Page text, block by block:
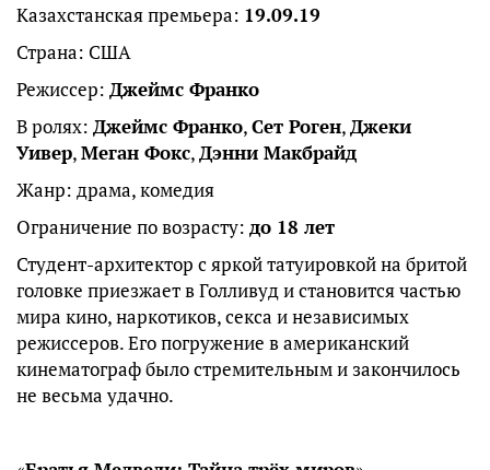
Казахстанская премьера: 19.09.19
Страна: США
Режиссер: Джеймс Франко
В ролях: Джеймс Франко,Сет Роген,Джеки
Уивер,Меган Фокс,Дэнни Макбрайд
Жанр: драма, комедия
Ограничение по возрасту: до 18 лет
Студент-архитектор с яркой татуировкой на бритой
головке приезжает в Голливуд и становится частью
мира кино, наркотиков, секса и независимых
режиссеров. Его погружение в американский
кинематограф было стремительным и закончилось
не весьма удачно.